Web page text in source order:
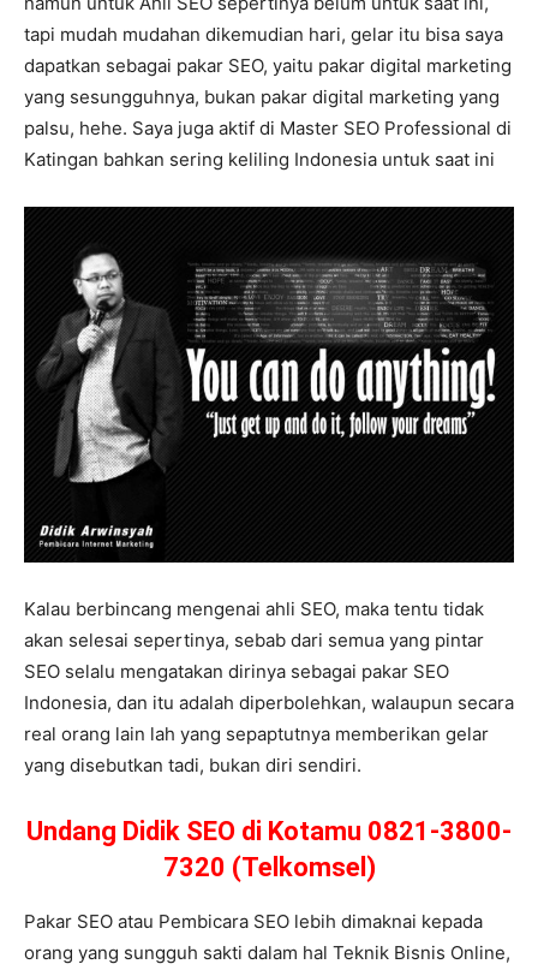
tapi mudah mudahan dikemudian hari, gelar itu bisa saya
dapatkan sebagai pakar SEO, yaitu pakar digital marketing
yang sesungguhnya, bukan pakar digital marketing yang
palsu, hehe. Saya juga aktif di Master SEO Professional di
Katingan bahkan sering keliling Indonesia untuk saat ini
Kalau berbincang mengenai ahli SEO, maka tentu tidak
akan selesai sepertinya, sebab dari semua yang pintar
SEO selalu mengatakan dirinya sebagai pakar SEO
Indonesia, dan itu adalah diperbolehkan, walaupun secara
real orang lain lah yang sepaptutnya memberikan gelar
yang disebutkan tadi, bukan diri sendiri.
Undang Didik SEO di Kotamu 0821-3800-
7320 (Telkomsel)
Pakar SEO atau Pembicara SEO lebih dimaknai kepada
orang yang sungguh sakti dalam hal Teknik Bisnis Online,